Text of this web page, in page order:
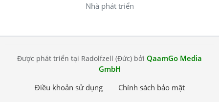
Nhà phát triển
Được phát triển tại Radolfzell (Đức) bởi QaamGo Media
GmbH
Điều khoản sử dụng
Chính sách bảo mật